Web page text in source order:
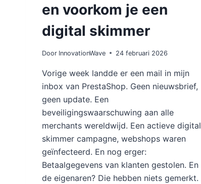
en voorkom je een
digital skimmer
Door InnovationWave 24 februari 2026
Vorige week landde er een mail in mijn
inbox van PrestaShop. Geen nieuwsbrief,
geen update. Een
beveiligingswaarschuwing aan alle
merchants wereldwijd. Een actieve digital
skimmer campagne, webshops waren
geïnfecteerd. En nog erger:
Betaalgegevens van klanten gestolen. En
de eigenaren? Die hebben niets gemerkt.